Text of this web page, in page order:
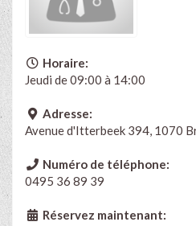
Horaire:
Jeudi de 09:00 à 14:00
Adresse:
Avenue d'Itterbeek 394, 1070
Numéro de téléphone:
0495 36 89 39
Réservez maintenant: